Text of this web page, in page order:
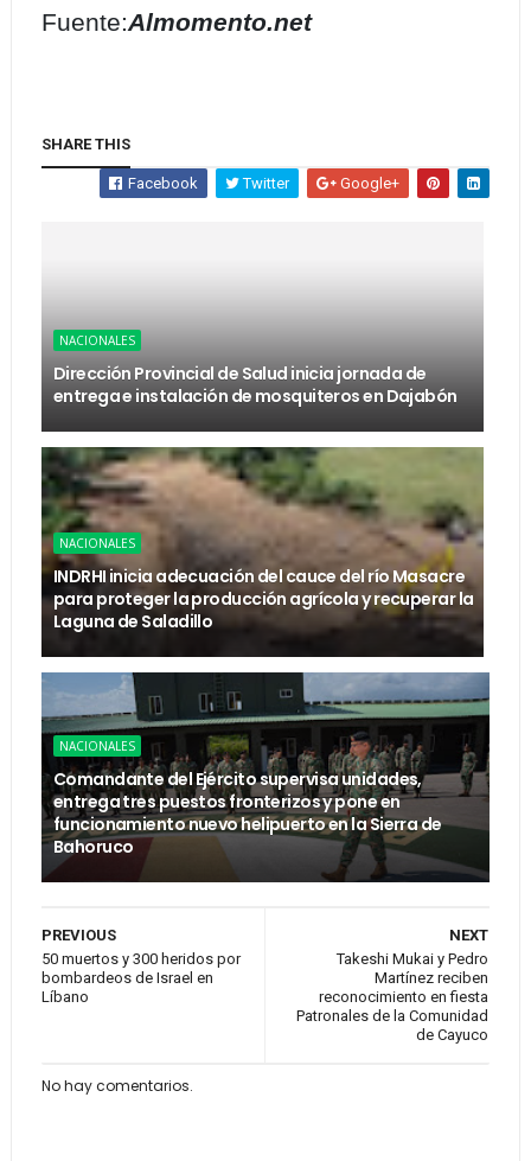
Fuente:Almomento.net
SHARE THIS
Facebook Twitter Google+
NACIONALES
Dirección Provincial de Salud inicia jornada de
entrega e instalación de mosquiteros en Dajabón
NACIONALES
INDRHI inicia adecuación del cauce del río Masacre
para proteger la producción agrícola y recuperar la
Laguna de Saladillo
NACIONALES
Comandante del Ejército supervisa unidades,
entrega tres puestos fronterizos y pone en
funcionamiento nuevo helipuerto en la Sierra de
Bahoruco
NEXT
Takeshi Mukai y Pedro
Martínez reciben
reconocimiento en fiesta
Patronales de la Comunidad
de Cayuco
PREVIOUS
50 muertos y 300 heridos por
bombardeos de Israel en
Líbano
No hay comentarios.